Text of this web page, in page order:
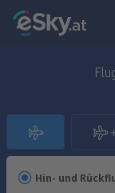
Hin- und